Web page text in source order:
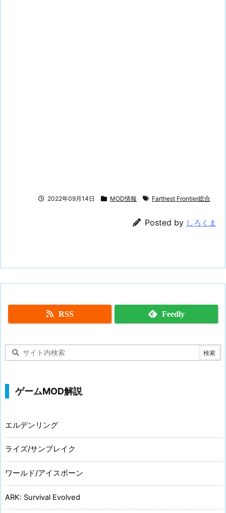
2022年09月14日 MOD情報 Farthest Frontier総合
Posted by しろくま
RSS Feedly
ゲームMOD解説
エルデンリング
ライズ/サンブレイク
ワールド/アイスボーン
ARK: Survival Evolved